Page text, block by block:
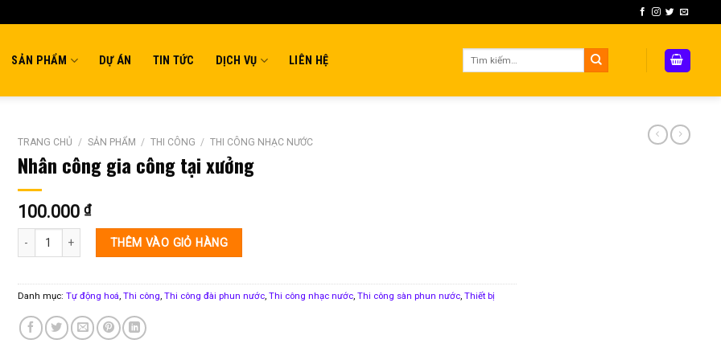
SẢN PHẨM DỰ ÁN TIN TỨC DỊCH VỤ LIÊN HỆ
TRANG CHỦ / SẢN PHẨM / THI CÔNG / THI CÔNG NHẠC NƯỚC
Nhân công gia công tại xưởng
100.000₫
Nhân công gia công tại xưởng số lượng
THÊM VÀO GIỎ HÀNG
Danh mục:Tự động hoá,Thi công,Thi công đài phun nước,Thi công nhạc nước,Thi công sàn phun nước,Thiết bị